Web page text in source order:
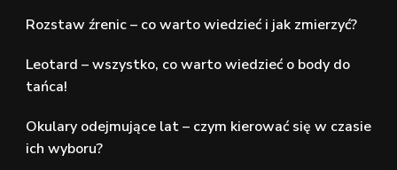
Rozstaw źrenic – co warto wiedzieć i jak zmierzyć?
Leotard – wszystko, co warto wiedzieć o body do
tańca!
Okulary odejmujące lat – czym kierować się w czasie
ich wyboru?